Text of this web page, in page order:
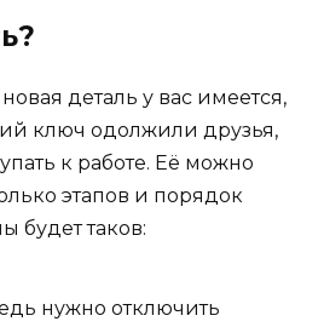
деталь у вас имеется,
ключ одолжили друзья,
к работе. Её можно
этапов и порядок
будет таков:
нужно отключить